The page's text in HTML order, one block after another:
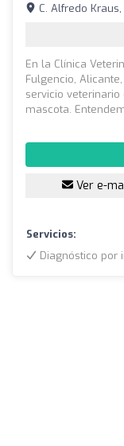
C. Alfredo
En la Clínica
Fulgencio,
servicio
mascota.
Ver e-
Servicios:
Diagnóstico por